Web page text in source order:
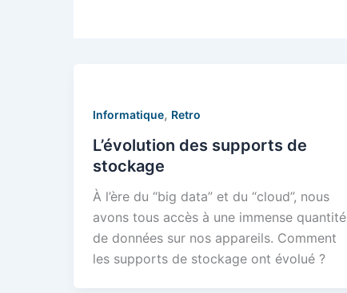
Informatique, Retro
L’évolution des supports de
stockage
À l’ère du “big data” et du “cloud”, nous
avons tous accès à une immense quantité
de données sur nos appareils. Comment
les supports de stockage ont évolué ?